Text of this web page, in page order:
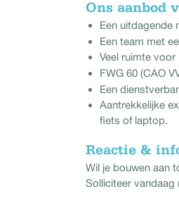
Ons aanbod
Een uitdagende
Een team met
Veel ruimte
FWG 60 (CAO
Een
Aantrekkelijke
fiets of laptop.
Reactie &
Wil je bouwen aan
Solliciteer vandaag